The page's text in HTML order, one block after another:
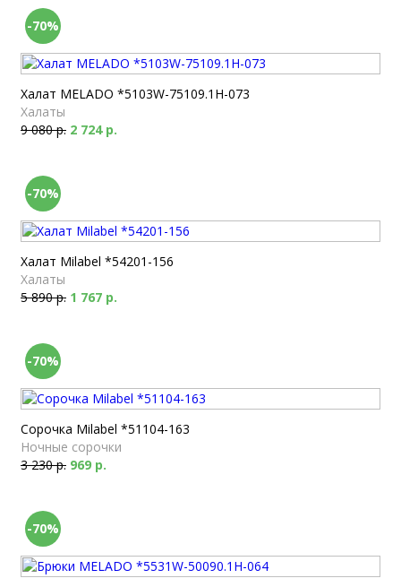
-70%
Халат MELADO *5103W-75109.1H-073
Халаты
9 080 р. 2 724 р.
-70%
Халат Milabel *54201-156
Халаты
5 890 р. 1 767 р.
-70%
Сорочка Milabel *51104-163
Ночные сорочки
3 230 р. 969 р.
-70%